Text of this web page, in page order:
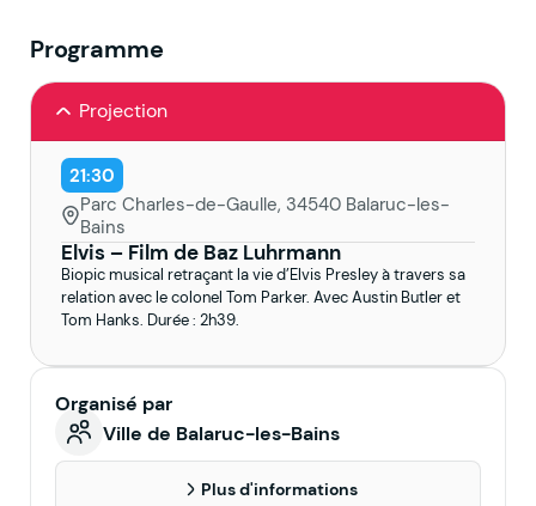
Programme
Projection
21:30
Parc Charles-de-Gaulle, 34540 Balaruc-les-
Bains
Elvis – Film de Baz Luhrmann
Biopic musical retraçant la vie d’Elvis Presley à travers sa
relation avec le colonel Tom Parker. Avec Austin Butler et
Tom Hanks. Durée : 2h39.
Organisé par
Ville de Balaruc-les-Bains
Plus d'informations